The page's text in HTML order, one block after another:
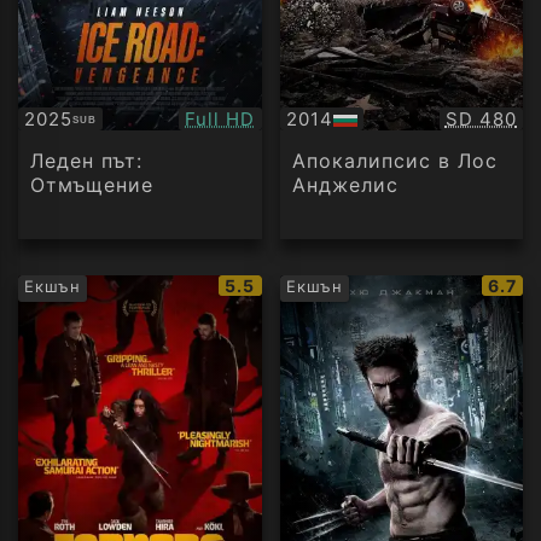
2025SUB
Субтитри Качество:
Full HD
Леден път:
Отмъщение
2014
БГ
аудио
SD 480
Апокалипсис в Лос
Анджелис
Екшън
IMDb
рейтинг:
5.5 Екшън
IMDb
6.7